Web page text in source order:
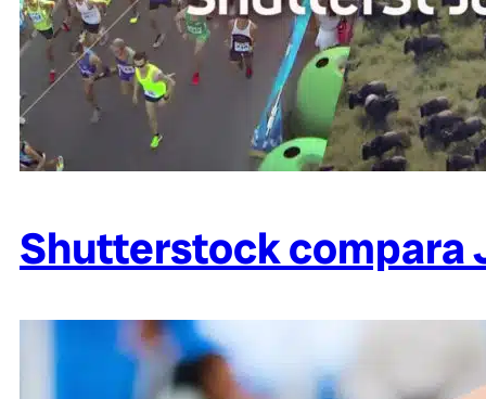
Shutterstock compara